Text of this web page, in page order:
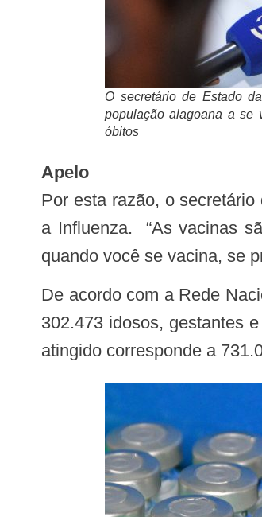
O secretário de Estado
população alagoana a se
óbitos
Apelo
Por esta razão, o
a Influenza. “As vacinas
quando você se vacina, se
De acordo com a Rede Nacional de Dados em Saúde (RNDS) do Ministério da Saúde, até esta terça-feira (20) foram vacinados
302.473 idosos, gestantes
atingido corresponde a